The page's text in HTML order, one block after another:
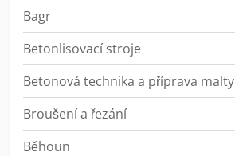
Bagr
Betonlisovací stroje
Betonová technika a příprava malty
Broušení a řezání
Běhoun